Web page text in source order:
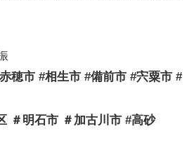
振
穂市 #相生市 #備前市 #宍粟市 #
＃明石市 ＃加古川市 #高砂